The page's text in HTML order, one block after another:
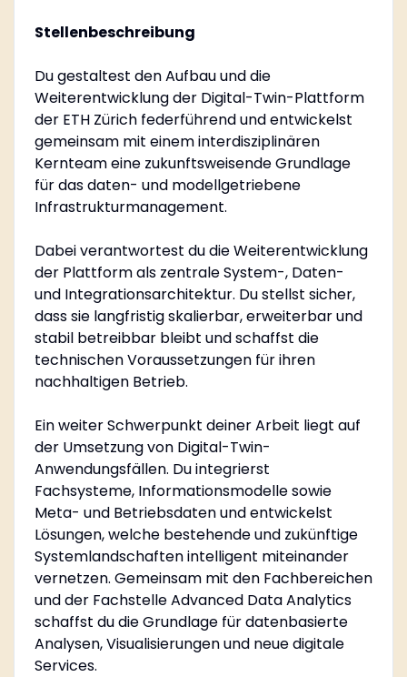
Stellenbeschreibung
Du gestaltest den Aufbau und die
Weiterentwicklung der Digital-Twin-Plattform
der ETH Zürich federführend und entwickelst
gemeinsam mit einem interdisziplinären
Kernteam eine zukunftsweisende Grundlage
für das daten- und modellgetriebene
Infrastrukturmanagement.
Dabei verantwortest du die Weiterentwicklung
der Plattform als zentrale System-, Daten-
und Integrationsarchitektur. Du stellst sicher,
dass sie langfristig skalierbar, erweiterbar und
stabil betreibbar bleibt und schaffst die
technischen Voraussetzungen für ihren
nachhaltigen Betrieb.
Ein weiter Schwerpunkt deiner Arbeit liegt auf
der Umsetzung von Digital-Twin-
Anwendungsfällen. Du integrierst
Fachsysteme, Informationsmodelle sowie
Meta- und Betriebsdaten und entwickelst
Lösungen, welche bestehende und zukünftige
Systemlandschaften intelligent miteinander
vernetzen. Gemeinsam mit den Fachbereichen
und der Fachstelle Advanced Data Analytics
schaffst du die Grundlage für datenbasierte
Analysen, Visualisierungen und neue digitale
Services.